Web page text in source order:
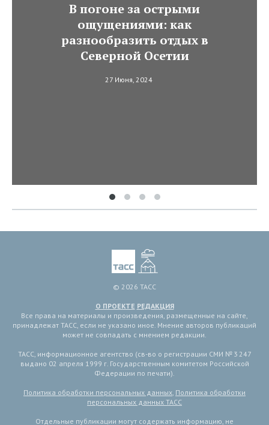
В погоне за острыми
ощущениями: как
разнообразить отдых в
Северной Осетии
27 Июня, 2024
© 2026 ТАСС
О ПРОЕКТЕ РЕДАКЦИЯ
Все права на материалы и произведения, размещенные на сайте,
принадлежат ТАСС, если не указано иное. Мнение авторов публикаций
может не совпадать с мнением редакции.
ТАСС, информационное агентство (св-во о регистрации СМИ № 3 247
выдано 02 апреля 1999 г. Государственным комитетом Российской
Федерации по печати).
Политика обработки персональных данных, Политика обработки
персональных данных ТАСС
Отдельные публикации могут содержать информацию, не